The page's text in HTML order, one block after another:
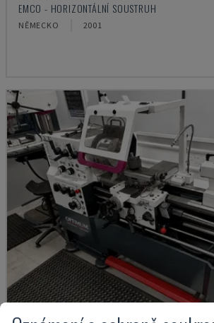
EMCO - HORIZONTÁLNÍ SOUSTRUH
NĚMECKO 2001